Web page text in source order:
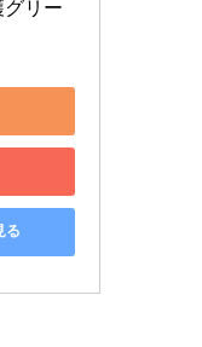
リー
る